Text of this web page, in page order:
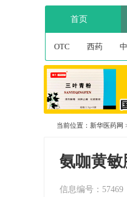
首页
OTC 西药
当前位置： 新华医药网
氨咖黄敏
信息编号：57469